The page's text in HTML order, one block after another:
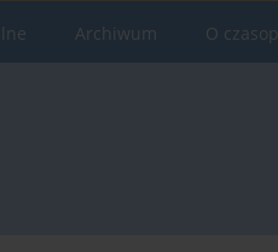
Archiwum O